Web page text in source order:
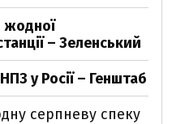
жодної
– Зеленський
у Росії – Генштаб
серпневу спеку